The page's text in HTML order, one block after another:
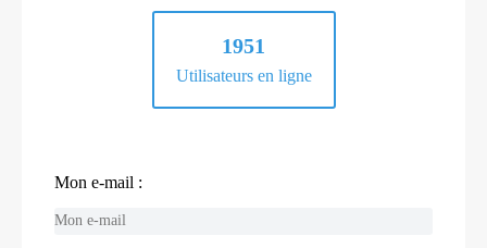
1951
Utilisateurs en ligne
Mon e-mail :